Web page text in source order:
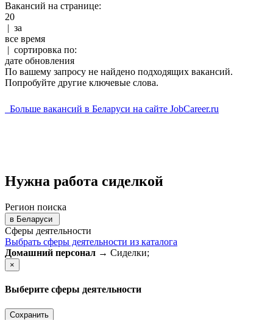
Вакансий на странице:
20
| за
все время
| сортировка по:
дате обновления
По вашему запросу не найдено подходящих вакансий.
Попробуйте другие ключевые слова.
Больше вакансий в Беларуси на сайте JobCareer.ru
Нужна работа сиделкой
Регион поиска
в Беларуси
Сферы деятельности
Выбрать сферы деятельности из каталога
Домашний персонал → Сиделки;
×
Выберите сферы деятельности
Сохранить